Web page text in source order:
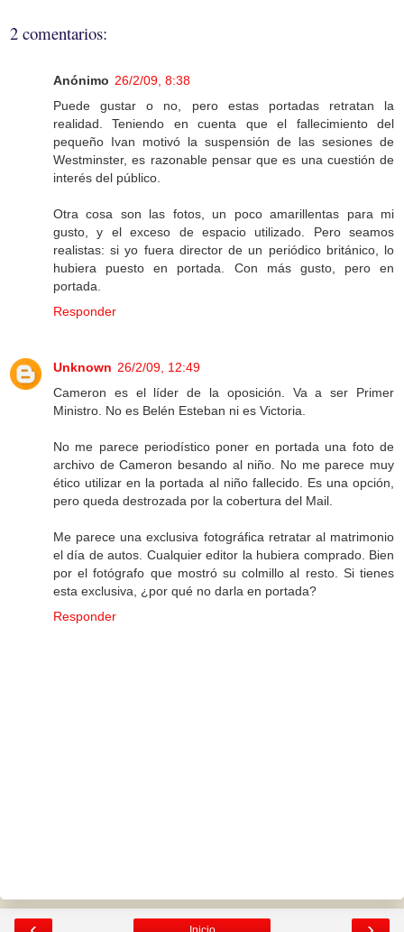
2 comentarios:
Anónimo 26/2/09, 8:38
Puede gustar o no, pero estas portadas retratan la
realidad. Teniendo en cuenta que el fallecimiento del
pequeño Ivan motivó la suspensión de las sesiones de
Westminster, es razonable pensar que es una cuestión de
interés del público.
Otra cosa son las fotos, un poco amarillentas para mi
gusto, y el exceso de espacio utilizado. Pero seamos
realistas: si yo fuera director de un periódico británico, lo
hubiera puesto en portada. Con más gusto, pero en
portada.
Responder
Unknown 26/2/09, 12:49
Cameron es el líder de la oposición. Va a ser Primer
Ministro. No es Belén Esteban ni es Victoria.
No me parece periodístico poner en portada una foto de
archivo de Cameron besando al niño. No me parece muy
ético utilizar en la portada al niño fallecido. Es una opción,
pero queda destrozada por la cobertura del Mail.
Me parece una exclusiva fotográfica retratar al matrimonio
el día de autos. Cualquier editor la hubiera comprado. Bien
por el fotógrafo que mostró su colmillo al resto. Si tienes
esta exclusiva, ¿por qué no darla en portada?
Responder